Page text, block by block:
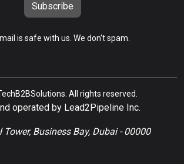
Subscribe
is safe with us. We don't spam.
All rights reserved.
operated by Lead2Pipeline Inc.
Tower, Business Bay, Dubai - 00000